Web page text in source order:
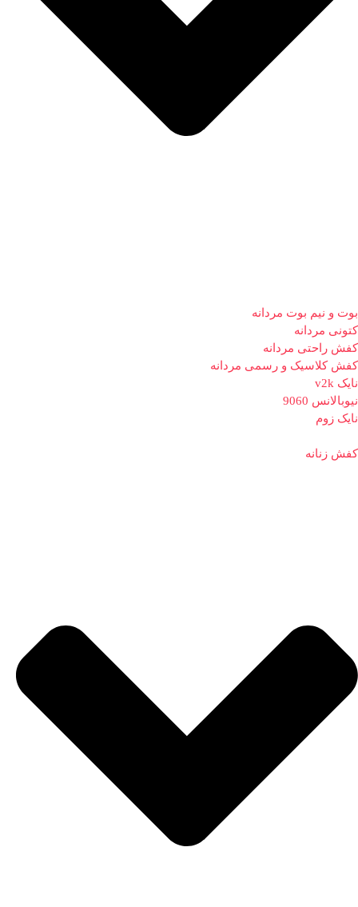
بوت و نیم بوت مردانه
کتونی مردانه
کفش راحتی مردانه
کفش کلاسیک و رسمی مردانه
نایک v2k
نیوبالانس 9060
نایک زوم
کفش زنانه